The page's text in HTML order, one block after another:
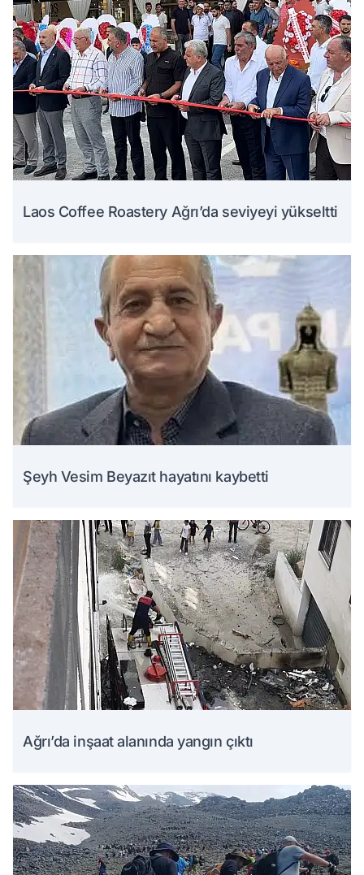
Laos Coffee Roastery Ağrı’da seviyeyi yükseltti
Şeyh Vesim Beyazıt hayatını kaybetti
Ağrı’da inşaat alanında yangın çıktı